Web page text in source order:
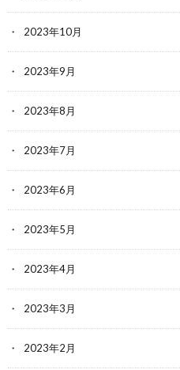
2023年10月
2023年9月
2023年8月
2023年7月
2023年6月
2023年5月
2023年4月
2023年3月
2023年2月